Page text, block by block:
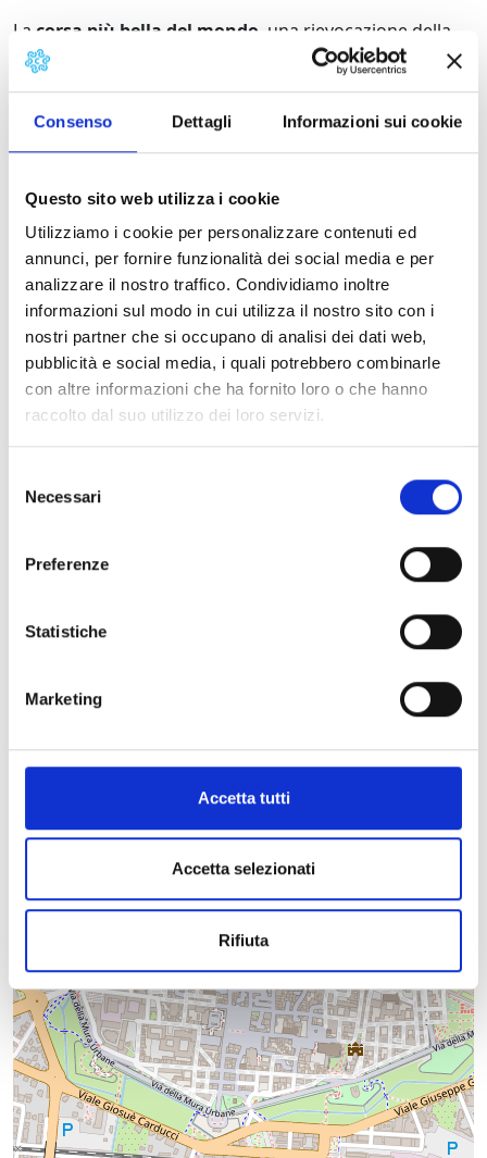
Consenso Dettagli Informazioni sui cookie
Questo sito web utilizza i cookie
Utilizziamo i cookie per personalizzare contenuti ed
annunci, per fornire funzionalità dei social media e per
analizzare il nostro traffico. Condividiamo inoltre
informazioni sul modo in cui utilizza il nostro sito con i
nostri partner che si occupano di analisi dei dati web,
pubblicità e social media, i quali potrebbero combinarle
con altre informazioni che ha fornito loro o che hanno
raccolto dal suo utilizzo dei loro servizi.
delNecessari
Preferenze
Statistiche
Marketing
Accetta tutti
Accetta selezionati
Rifiuta
La corsa più bella del mondo , una rievocazione della
storica corsa, è una gara per auto d'epoca con oltre 400
partecipanti attraverso sette regioni italiane, le città, i
anno attira migliaia di appassionati e decine di vip.
Informazioni:
Telefono:
+39 030 2318211
Comune/Località:
Lucca
Periodo di svolgimento:
12-13 giugno
+